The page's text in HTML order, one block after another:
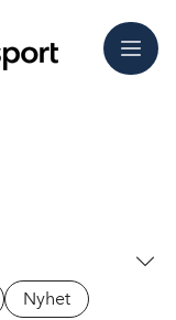
Meny
Nyhet